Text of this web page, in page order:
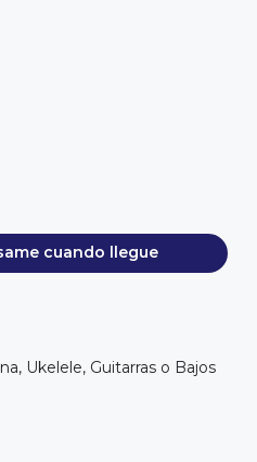
cuando llegue
Ukelele, Guitarras o Bajos